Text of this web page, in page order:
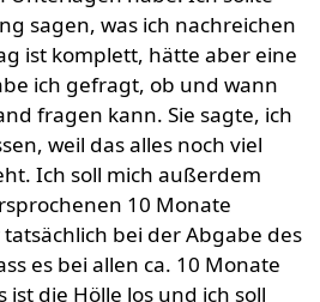
sagen, was ich nachreichen
ist komplett, hätte aber eine
ich gefragt, ob und wann
fragen kann. Sie sagte, ich
weil das alles noch viel
Ich soll mich außerdem
10 Monate
bei der Abgabe des
es bei allen ca. 10 Monate
ist die Hölle los und ich soll